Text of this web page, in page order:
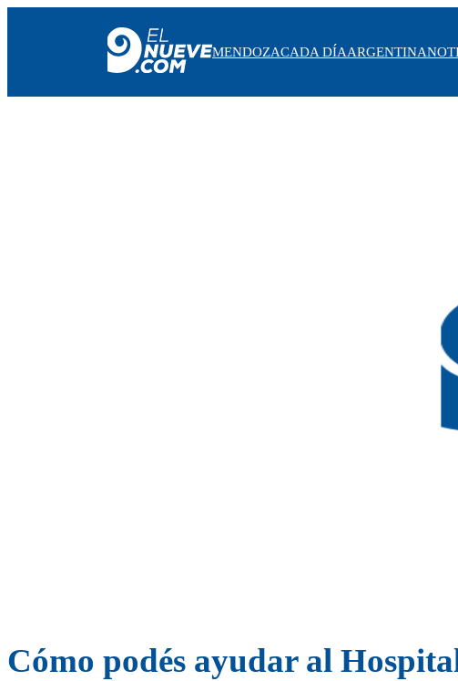
MENDOZACADA DÍAARGENTINA
Cómo podés ayudar al